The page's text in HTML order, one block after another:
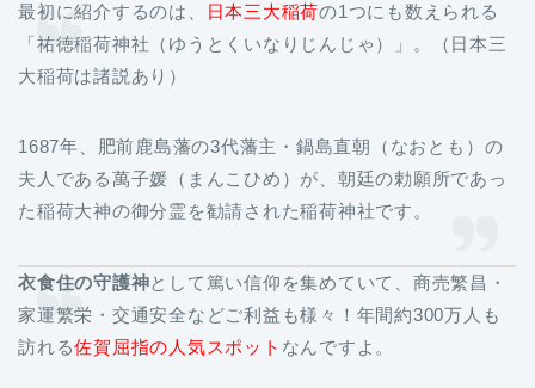
最初に紹介するのは、 日本三大稲荷の1つにも数えられる
「祐徳稲荷神社（ゆうとくいなりじんじゃ）」。（日本三
大稲荷は諸説あり）
1687年、肥前鹿島藩の3代藩主・鍋島直朝（なおとも）の
夫人である萬子媛（まんこひめ）が、朝廷の勅願所であっ
た稲荷大神の御分霊を勧請された稲荷神社です。
衣食住の守護神として篤い信仰を集めていて、商売繁昌・
家運繁栄・交通安全などご利益も様々！年間約300万人も
訪れる佐賀屈指の人気スポット なんですよ。